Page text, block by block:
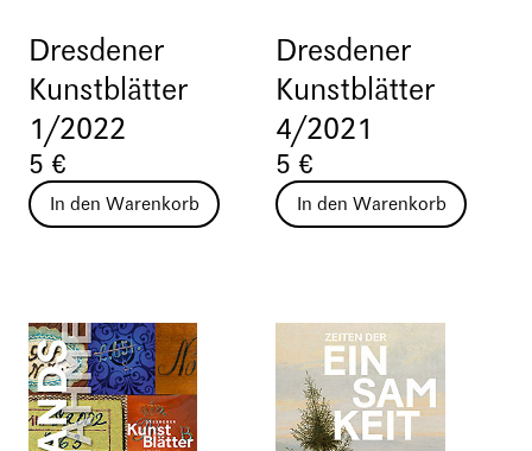
Dresdener
Kunstblätter
1/2022
5 €
In den Warenkorb
Dresdener
Kunstblätter
4/2021
5 €
In den Warenkorb